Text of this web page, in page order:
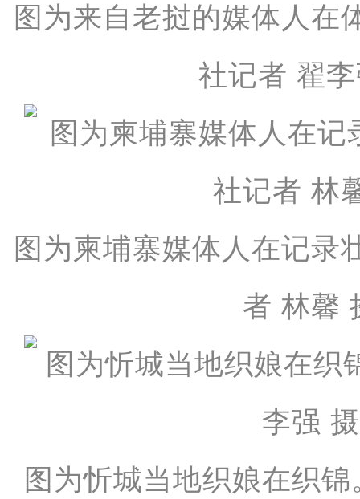
图为来自老挝的媒体人在
社记者 翟
图为柬埔寨媒体人在记录
者 林馨
图为忻城当地织娘在织